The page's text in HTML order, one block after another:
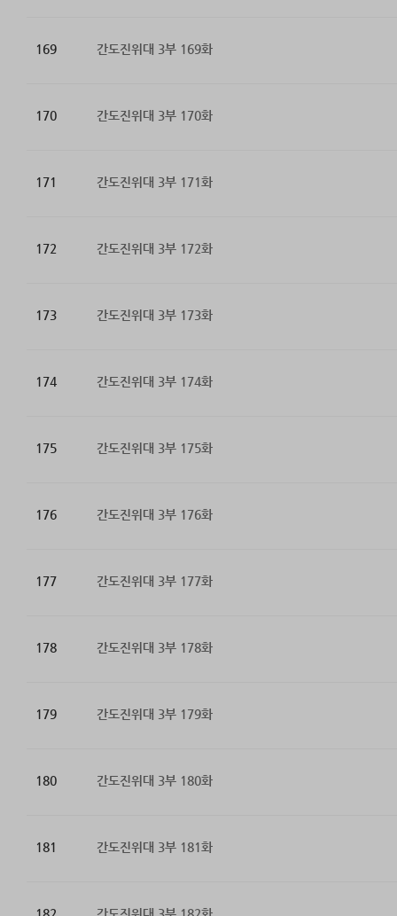
169 간도진위대 3부 169화
170 간도진위대 3부 170화
171 간도진위대 3부 171화
172 간도진위대 3부 172화
173 간도진위대 3부 173화
174 간도진위대 3부 174화
175 간도진위대 3부 175화
176 간도진위대 3부 176화
177 간도진위대 3부 177화
178 간도진위대 3부 178화
179 간도진위대 3부 179화
180 간도진위대 3부 180화
181 간도진위대 3부 181화